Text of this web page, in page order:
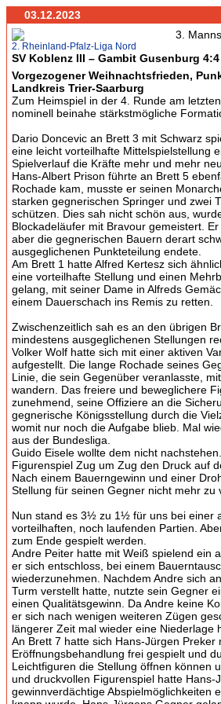
03.12.2023
2. Rheinland-Pfalz-Liga Nord
SV Koblenz III – Gambit Gusenburg 4:4
Vorgezogener Weihnachtsfrieden,
Landkreis Trier-Saarburg
Zum Heimspiel in der 4. Runde am
nominell beinahe stärkstmögliche
Dario Doncevic an Brett 3 mit Schwarz
eine leicht vorteilhafte Mittelspielstellung
Spielverlauf die Kräfte mehr und mehr
Hans-Albert Prison führte an Brett 5
Rochade kam, musste er seinen
starken gegnerischen Springer und zwei
schützen. Dies sah nicht schön aus,
Blockadeläufer mit Bravour gemeistert.
aber die gegnerischen Bauern derart
ausgeglichenen Punkteteilung endete.
Am Brett 1 hatte Alfred Kertesz sich
eine vorteilhafte Stellung und einen
gelang, mit seiner Dame in Alfreds
einem Dauerschach ins Remis zu retten.
Zwischenzeitlich sah es an den übrigen
mindestens ausgeglichenen Stellungen
Volker Wolf hatte sich mit einer aktiven
aufgestellt. Die lange Rochade seines
Linie, die sein Gegenüber veranlasste,
wandern. Das freiere und beweglichere
zunehmend, seine Offiziere an die
gegnerische Königsstellung durch die
womit nur noch die Aufgabe blieb. Mal
aus der Bundesliga.
Guido Eisele wollte dem nicht
Figurenspiel Zug um Zug den Druck auf
Nach einem Bauerngewinn und einer
Stellung für seinen Gegner nicht mehr zu
Nun stand es 3½ zu 1½ für uns bei einer
vorteilhaften, noch laufenden Partien.
zum Ende gespielt werden.
Andre Peiter hatte mit Weiß spielend ein
er sich entschloss, bei einem
wiederzunehmen. Nachdem Andre sich
Turm verstellt hatte, nutzte sein Gegner
einen Qualitätsgewinn. Da Andre keine
er sich nach wenigen weiteren Zügen
längerer Zeit mal wieder eine Niederlage
An Brett 7 hatte sich Hans-Jürgen
Eröffnungsbehandlung frei gespielt und
Leichtfiguren die Stellung öffnen können
und druckvollen Figurenspiel hatte Hans-
gewinnverdächtige Abspielmöglichkeiten